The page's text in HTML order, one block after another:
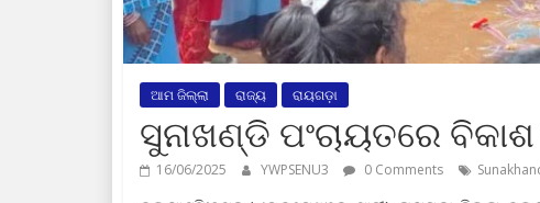
ଆମ ଜିଲ୍ଲା ରାଜ୍ୟ ରାୟଗଡ଼ା
ସୁନାଖଣ୍ଡି ପଂଚାୟତରେ
16/06/2025 YWPSENU3 0 Comments